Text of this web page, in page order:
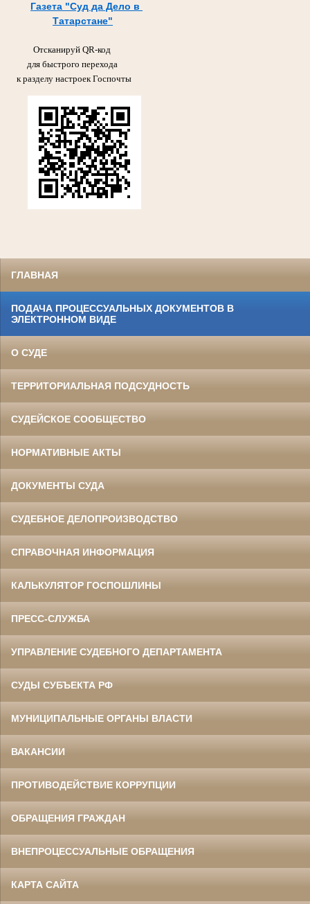
Газета "Суд да Дело в
Татарстане"
Отсканируй QR-код
для быстрого перехода
к разделу настроек Госпочты
ГЛАВНАЯ
ПОДАЧА ПРОЦЕССУАЛЬНЫХ ДОКУМЕНТОВ В
ЭЛЕКТРОННОМ ВИДЕ
О СУДЕ
ТЕРРИТОРИАЛЬНАЯ ПОДСУДНОСТЬ
СУДЕЙСКОЕ СООБЩЕСТВО
НОРМАТИВНЫЕ АКТЫ
ДОКУМЕНТЫ СУДА
СУДЕБНОЕ ДЕЛОПРОИЗВОДСТВО
СПРАВОЧНАЯ ИНФОРМАЦИЯ
КАЛЬКУЛЯТОР ГОСПОШЛИНЫ
ПРЕСС-СЛУЖБА
УПРАВЛЕНИЕ СУДЕБНОГО ДЕПАРТАМЕНТА
СУДЫ СУБЪЕКТА РФ
МУНИЦИПАЛЬНЫЕ ОРГАНЫ ВЛАСТИ
ВАКАНСИИ
ПРОТИВОДЕЙСТВИЕ КОРРУПЦИИ
ОБРАЩЕНИЯ ГРАЖДАН
ВНЕПРОЦЕССУАЛЬНЫЕ ОБРАЩЕНИЯ
КАРТА САЙТА